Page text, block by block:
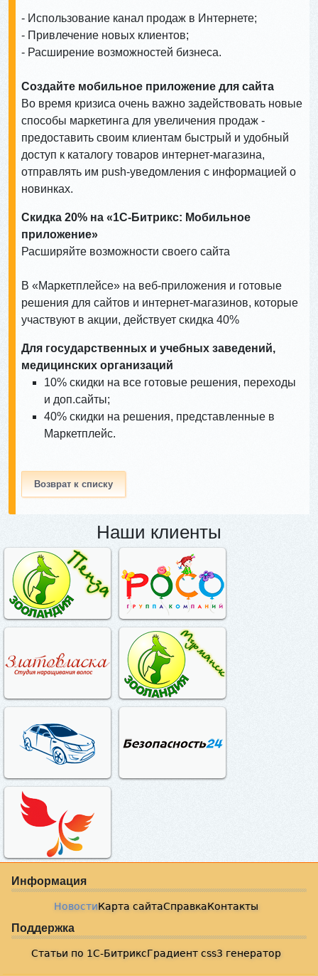
- Использование канал продаж в Интернете;
- Привлечение новых клиентов;
- Расширение возможностей бизнеса.
Создайте мобильное приложение для сайта
Во время кризиса очень важно задействовать новые
способы маркетинга для увеличения продаж -
предоставить своим клиентам быстрый и удобный
доступ к каталогу товаров интернет-магазина,
отправлять им push-уведомления с информацией о
новинках.
Скидка 20% на «1С-Битрикс: Мобильное
приложение»
Расширяйте возможности своего сайта
В «Маркетплейсе» на веб-приложения и готовые
решения для сайтов и интернет-магазинов, которые
участвуют в акции, действует скидка 40%
Для государственных и учебных заведений,
медицинских организаций
10% скидки на все готовые решения, переходы
и доп.сайты;
40% скидки на решения, представленные в
Маркетплейс.
Возврат к списку
Наши клиенты
Информация
НовостиКарта сайтаСправкаКонтакты
Поддержка
Статьи по 1С-БитриксГрадиент css3 генератор